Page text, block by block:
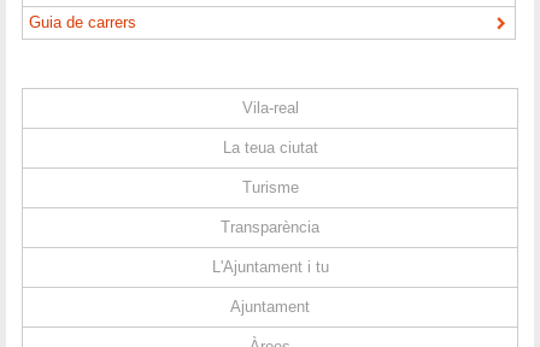
Guia de carrers
Vila-real
La teua ciutat
Turisme
Transparència
L'Ajuntament i tu
Ajuntament